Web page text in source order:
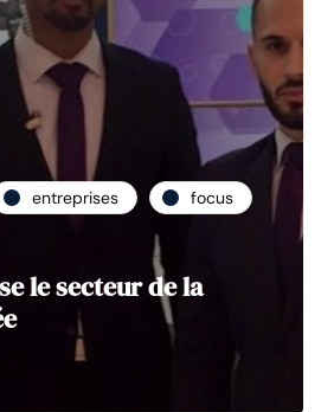
entreprises
focus
le secteur de la